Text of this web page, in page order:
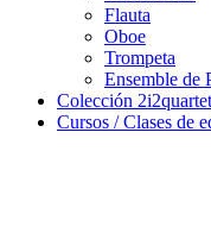
Flauta
Oboe
Trompeta
Ensemble de
Colección 2i2quartet
Cursos / Clases de